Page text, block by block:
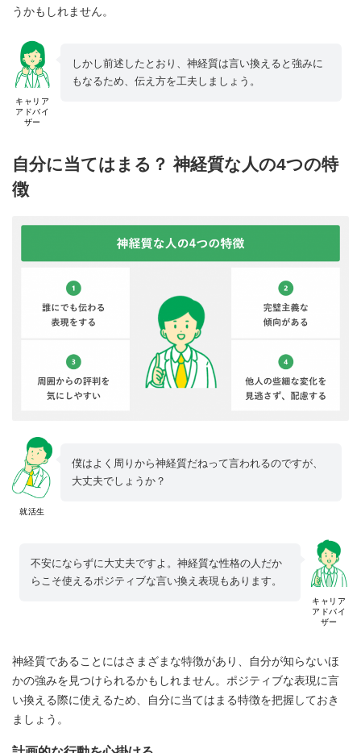
うかもしれません。
キャリア
アドバイ
ザー
しかし前述したとおり、神経質は言い換えると強みに
もなるため、伝え方を工夫しましょう。
自分に当てはまる？ 神経質な人の4つの特
徴
就活生
僕はよく周りから神経質だねって言われるのですが、
大丈夫でしょうか？
キャリア
アドバイ
ザー
不安にならずに大丈夫ですよ。神経質な性格の人だか
らこそ使えるポジティブな言い換え表現もあります。
神経質であることにはさまざまな特徴があり、自分が知らないほ
かの強みを見つけられるかもしれません。ポジティブな表現に言
い換える際に使えるため、自分に当てはまる特徴を把握しておき
ましょう。